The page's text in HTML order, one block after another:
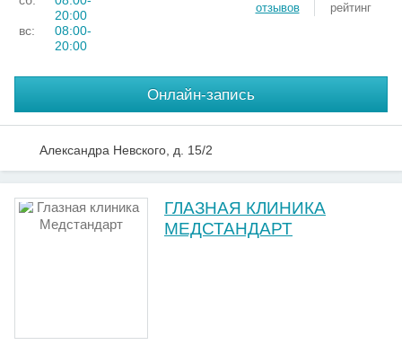
20:00
вс:
08:00-
20:00
отзывов рейтинг
Онлайн-запись
Александра Невского, д. 15/2
ГЛАЗНАЯ КЛИНИКА
МЕДСТАНДАРТ